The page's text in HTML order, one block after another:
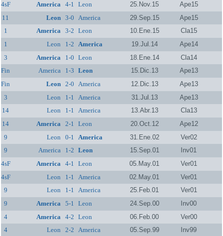
4sF
America 4-1 Leon 25.Nov.15
Ape15
11
Leon 3-0 America 29.Sep.15
Ape15
1
America 3-2 Leon 10.Ene.15
Cla15
1
Leon 1-2 America 19.Jul.14
Ape14
3
America 1-0 Leon 18.Ene.14
Cla14
Fin
America 1-3 Leon 15.Dic.13
Ape13
Fin
Leon 2-0 America 12.Dic.13
Ape13
3
Leon 1-1 America 31.Jul.13
Ape13
14
Leon 1-1 America 13.Abr.13
Cla13
14
America 2-1 Leon 20.Oct.12
Ape12
9
Leon 0-1 America 31.Ene.02
Ver02
9
America 1-2 Leon 15.Sep.01
Inv01
4sF
America 4-1 Leon 05.May.01
Ver01
4sF
Leon 1-1 America 02.May.01
Ver01
9
Leon 1-1 America 25.Feb.01
Ver01
9
America 5-1 Leon 24.Sep.00
Inv00
4
America 4-2 Leon 06.Feb.00
Ver00
4
Leon 2-2 America 05.Sep.99
Inv99